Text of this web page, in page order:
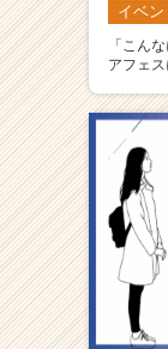
イベン
「こん
アフェ